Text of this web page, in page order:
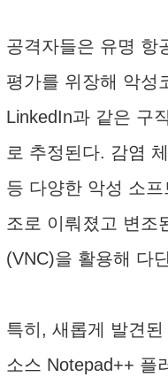
공격자들은 유명 항
평가를 위장해 악성
LinkedIn과 같은 구
로 추정된다. 감염
등 다양한 악성 소
조로 이뤄졌고 변조
(VNC)을 활용해 다
특히, 새롭게 발견된
소스 Notepad++ 플